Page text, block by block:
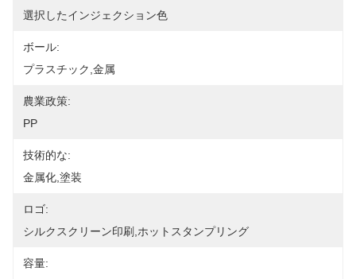
選択したインジェクション色
ボール:
プラスチック,金属
農業政策:
PP
技術的な:
金属化,塗装
ロゴ:
シルクスクリーン印刷,ホットスタンプリング
容量: